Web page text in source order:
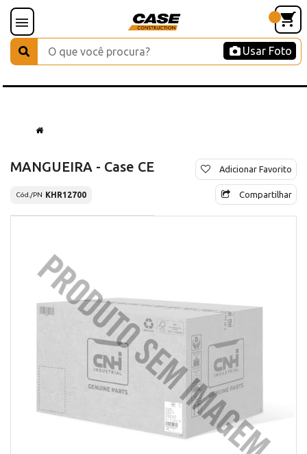
Usar Foto
MANGUEIRA - Case CE
Cód./PN KHR12700
Adicionar Favorito
Compartilhar